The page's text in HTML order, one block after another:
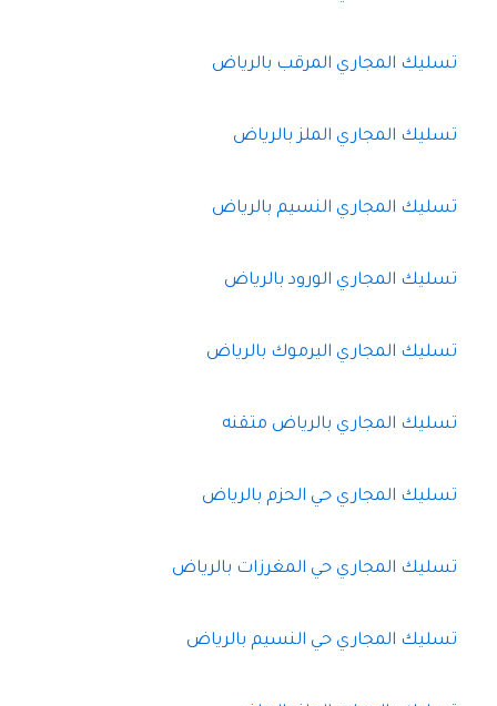
تسليك المجاري المرقب بالرياض
تسليك المجاري الملز بالرياض
تسليك المجاري النسيم بالرياض
تسليك المجاري الورود بالرياض
تسليك المجاري اليرموك بالرياض
تسليك المجاري بالرياض متقنه
تسليك المجاري حي الحزم بالرياض
تسليك المجاري حي المغرزات بالرياض
تسليك المجاري حي النسيم بالرياض